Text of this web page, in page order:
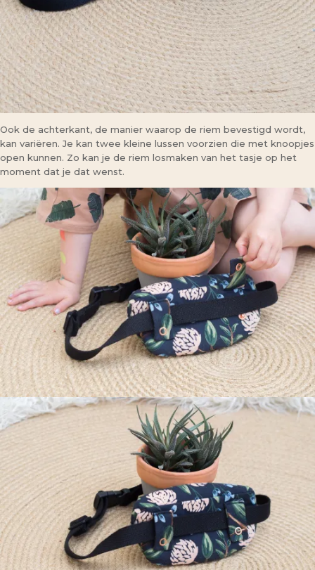
Ook de achterkant, de manier waarop de riem bevestigd wordt,
kan variëren. Je kan twee kleine lussen voorzien die met knoopjes
open kunnen. Zo kan je de riem losmaken van het tasje op het
moment dat je dat wenst.